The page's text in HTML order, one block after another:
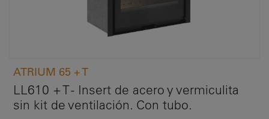
ATRIUM 65 + T
LL610 + T - Insert de acero y vermiculita
sin kit de ventilación. Con tubo.